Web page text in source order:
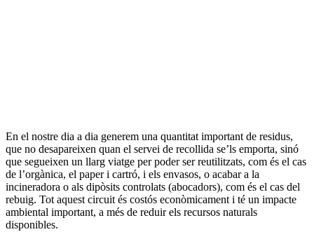
En el nostre dia a dia generem una quantitat important de residus,
que no desapareixen quan el servei de recollida se’ls emporta, sinó
que segueixen un llarg viatge per poder ser reutilitzats, com és el cas
de l’orgànica, el paper i cartró, i els envasos, o acabar a la
incineradora o als dipòsits controlats (abocadors), com és el cas del
rebuig. Tot aquest circuit és costós econòmicament i té un impacte
ambiental important, a més de reduir els recursos naturals
disponibles.